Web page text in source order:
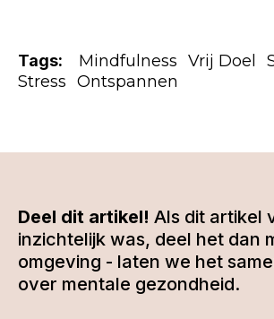
Tags: Mindfulness Vrij Doel
Stress Ontspannen
Deel dit artikel! Als dit artikel
inzichtelijk was, deel het dan
omgeving - laten we het
over mentale gezondheid.